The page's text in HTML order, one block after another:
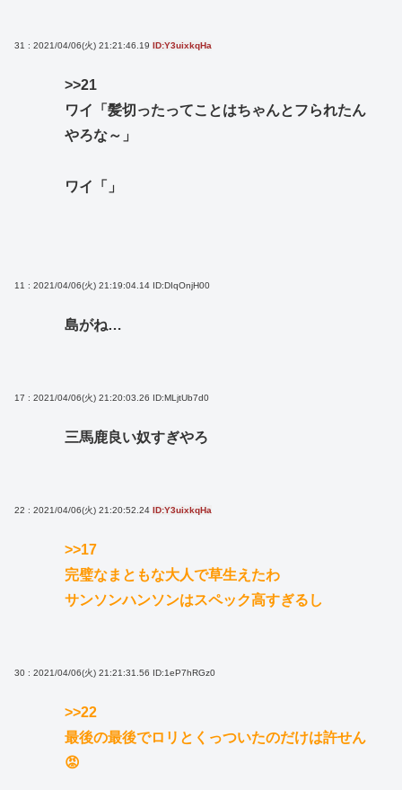
31 : 2021/04/06(火) 21:21:46.19 ID:Y3uixkqHa
>>21
ワイ「髪切ったってことはちゃんとフられたん
やろな～」
ワイ「」
11 : 2021/04/06(火) 21:19:04.14 ID:DIqOnjH00
島がね…
17 : 2021/04/06(火) 21:20:03.26 ID:MLjtUb7d0
三馬鹿良い奴すぎやろ
22 : 2021/04/06(火) 21:20:52.24 ID:Y3uixkqHa
>>17
完璧なまともな大人で草生えたわ
サンソンハンソンはスペック高すぎるし
30 : 2021/04/06(火) 21:21:31.56 ID:1eP7hRGz0
>>22
最後の最後でロリとくっついたのだけは許せん
😡